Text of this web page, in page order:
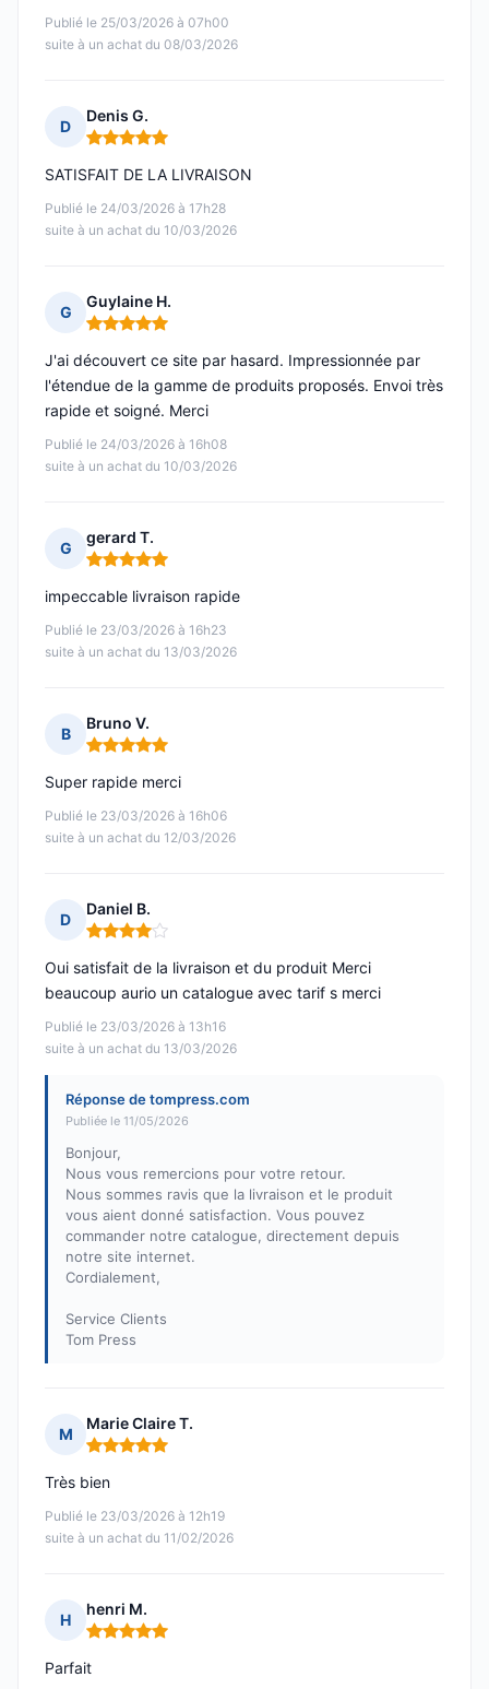
Publié le 25/03/2026 à 07h00
suite à un achat du 08/03/2026
D
Denis G.
Note : 5 sur 5
Publié le 24/03/2026 à 17h28
suite à un achat du 10/03/2026
SATISFAIT DE LA LIVRAISON
G
Guylaine H.
Note : 5 sur 5
Publié le 24/03/2026 à 16h08
suite à un achat du 10/03/2026
J'ai découvert ce site par hasard. Impressionnée par
l'étendue de la gamme de produits proposés. Envoi très
rapide et soigné. Merci
G
gerard T.
Note : 5 sur 5
Publié le 23/03/2026 à 16h23
suite à un achat du 13/03/2026
impeccable livraison rapide
B
Bruno V.
Note : 5 sur 5
Publié le 23/03/2026 à 16h06
suite à un achat du 12/03/2026
Super rapide merci
D
Daniel B.
Note : 4 sur 5
Publié le 23/03/2026 à 13h16
suite à un achat du 13/03/2026
Oui satisfait de la livraison et du produit Merci
beaucoup aurio un catalogue avec tarif s merci
Réponse de tompress.com
Publiée le 11/05/2026
Bonjour,
Nous vous remercions pour votre retour.
Nous sommes ravis que la livraison et le produit
vous aient donné satisfaction. Vous pouvez
commander notre catalogue, directement depuis
notre site internet.
Cordialement,
Service Clients
Tom Press
M
Marie Claire T.
Note : 5 sur 5
Publié le 23/03/2026 à 12h19
suite à un achat du 11/02/2026
Très bien
H
henri M.
Note : 5 sur 5
Parfait